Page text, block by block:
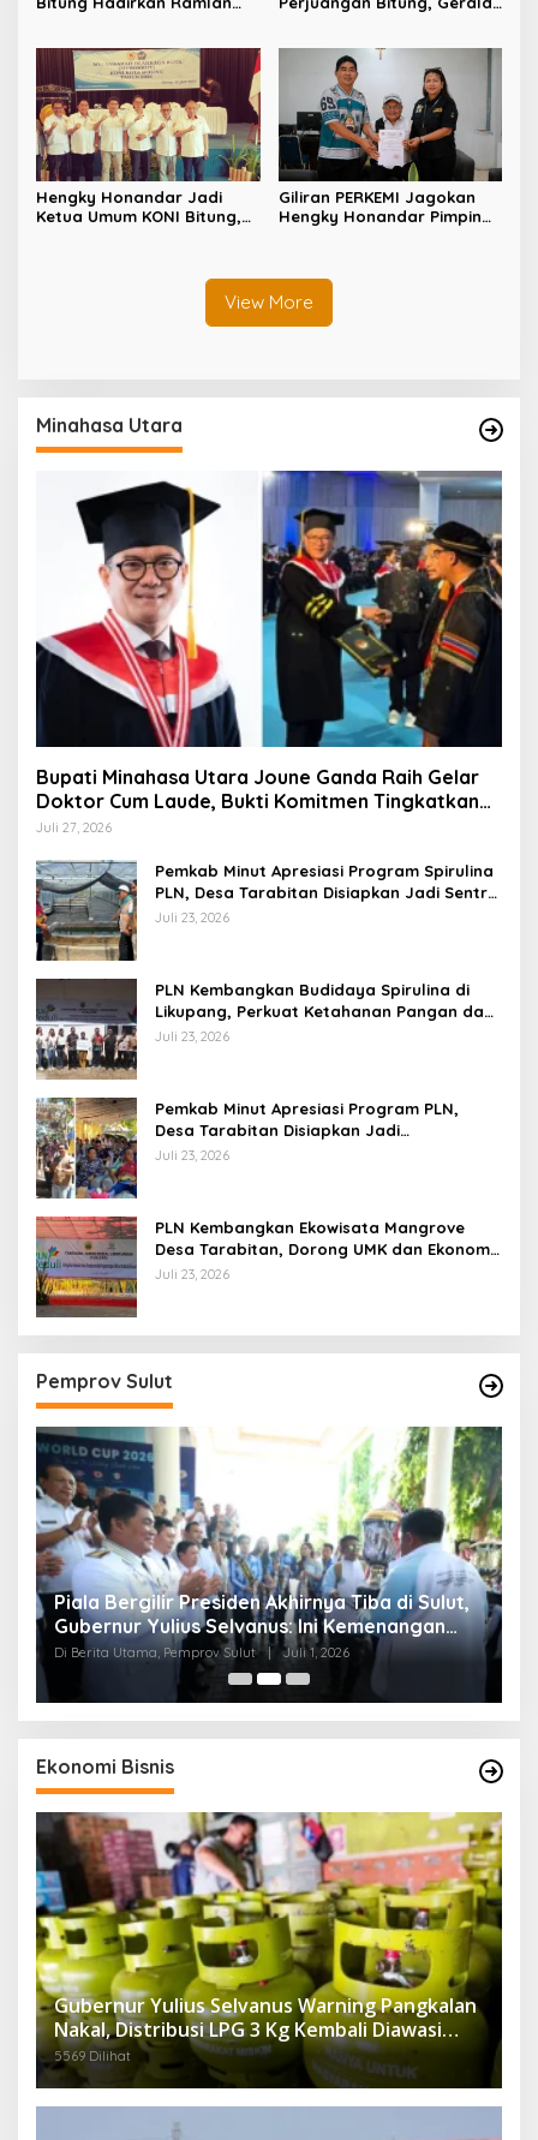
Hengky Honandar Jadi
Ketua Umum KONI Bitung,
Giliran PERKEMI Jagokan
Hengky Honandar Pimpin
View More
Minahasa Utara
Bupati Minahasa Utara Joune Ganda Raih Gelar
Doktor Cum Laude, Bukti Komitmen Tingkatkan
Kualitas Kepemimpinan
Juli 27, 2026
Pemkab Minut Apresiasi Program Spirulina
PLN, Desa Tarabitan Disiapkan Jadi Sentra
Pangan Berbasis Energi Bersih
Juli 23, 2026
PLN Kembangkan Budidaya Spirulina di
Likupang, Perkuat Ketahanan Pangan dan
Ekonomi Masyarakat
Juli 23, 2026
Pemkab Minut Apresiasi Program PLN,
Desa Tarabitan Disiapkan Jadi
Percontohan Ekowisata Berdaya Saing
Juli 23, 2026
PLN Kembangkan Ekowisata Mangrove
Desa Tarabitan, Dorong UMK dan Ekonomi
Berkelanjutan di Likupang
Juli 23, 2026
Pemprov Sulut
Piala Bergilir Presiden Akhirnya Tiba di Sulut,
Gubernur Yulius Selvanus: Ini Kemenangan
Seluruh Masyarakat
Di Berita Utama, Pemprov Sulut Juli 1, 2026
Ekonomi Bisnis
Gubernur Yulius Selvanus Warning Pangkalan
Nakal, Distribusi LPG 3 Kg Kembali Diawasi
Ketat
5569 Dilihat